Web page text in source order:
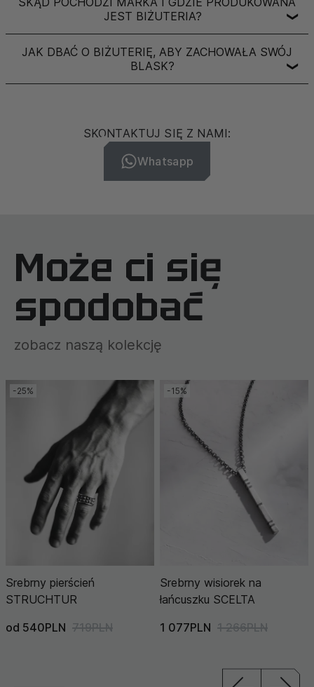
JEST BIŻUTERIA?
❯
JAK DBAĆ O BIŻUTERIĘ, ABY ZACHOWAŁA SWÓJ
BLASK?
❯
SKONTAKTUJ SIĘ Z NAMI:
Whatsapp
Może ci się
spodobać
zobacz naszą kolekcję
-25%
Srebrny pierścień
STRUCHTUR
od 540PLN 719PLN
-15%
Srebrny wisiorek na
łańcuszku SCELTA
1 077PLN 1 266PLN